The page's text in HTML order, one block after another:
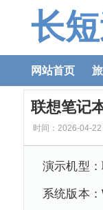
长
网站首页
联想笔记
时间：2026-04-
演示机型
系统版本